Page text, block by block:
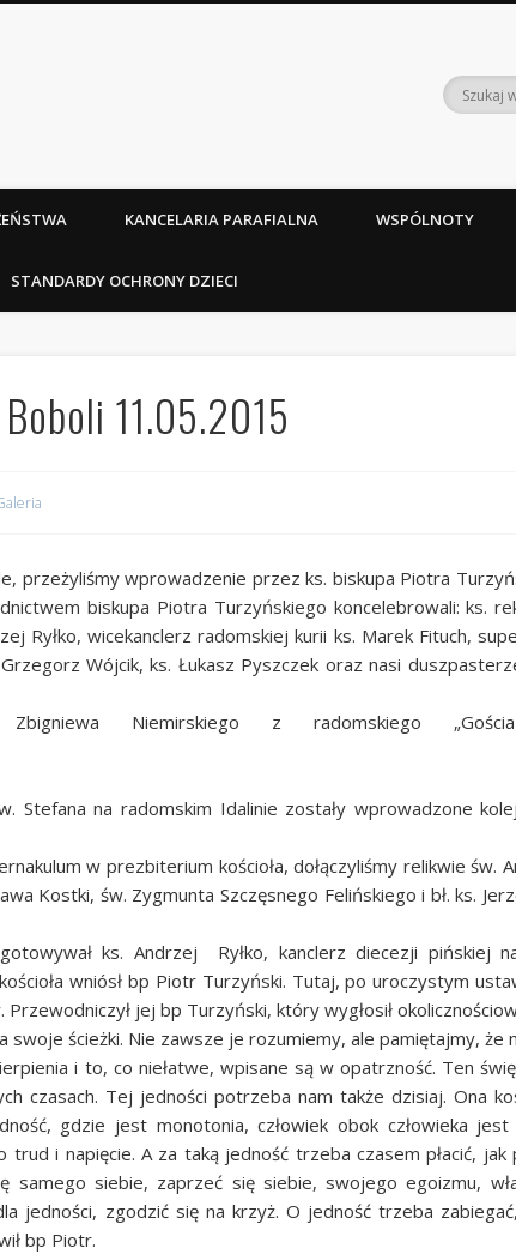
KANCELARIA PARAFIALNA WSPÓLNOTY
STANDARDY OCHRONY DZIECI
11.05.2015
przeżyliśmy wprowadzenie przez ks. biskupa Piotra
biskupa Piotra Turzyńskiego koncelebrowali: ks.
Ryłko, wicekanclerz radomskiej kurii ks. Marek Fituch,
Wójcik, ks. Łukasz Pyszczek oraz nasi
Niemirskiego z radomskiego „Gościa
Stefana na radomskim Idalinie zostały wprowadzone
w prezbiterium kościoła, dołączyliśmy relikwie św.
Kostki, św. Zygmunta Szczęsnego Felińskiego i bł. ks.
ks. Andrzej Ryłko, kanclerz diecezji pińskiej
wniósł bp Piotr Turzyński. Tutaj, po uroczystym
jej bp Turzyński, który wygłosił
ścieżki. Nie zawsze je rozumiemy, ale pamiętajmy, że
i to, co niełatwe, wpisane są w opatrzność. Ten
czasach. Tej jedności potrzeba nam także dzisiaj. Ona
gdzie jest monotonia, człowiek obok człowieka jest
i napięcie. A za taką jedność trzeba czasem płacić, jak
samego siebie, zaprzeć się siebie, swojego egoizmu,
jedności, zgodzić się na krzyż. O jedność trzeba
bp Piotr.